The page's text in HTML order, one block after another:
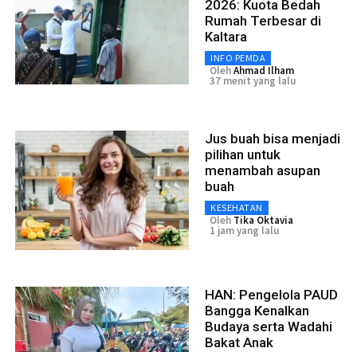
2026: Kuota Bedah
Rumah Terbesar di
Kaltara
INFO PEMDA
OlehAhmad Ilham
37 menit yang lalu
Jus buah bisa menjadi
pilihan untuk
menambah asupan
buah
KESEHATAN
Oleh Tika Oktavia
1 jam yang lalu
HAN: Pengelola PAUD
Bangga Kenalkan
Budaya serta Wadahi
Bakat Anak